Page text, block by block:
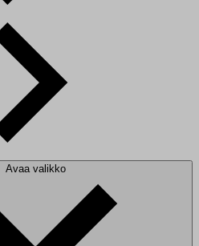
Avaa valikko